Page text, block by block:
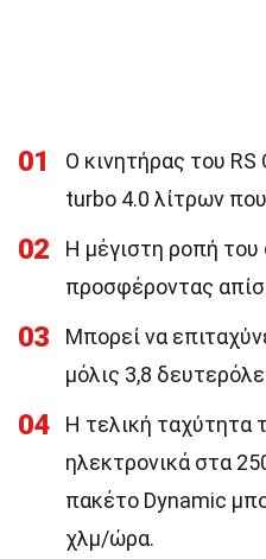
01
Ο κινητήρας του RS
turbo 4.0 λίτρων
02
Η μέγιστη ροπή του
προσφέροντας
03
Μπορεί να
μόλις 3,8
04
Η τελική ταχύτητα
ηλεκτρονικά στα
πακέτο Dynamic
χλμ/ώρα.